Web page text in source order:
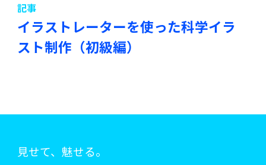
記事
イラストレーターを使った科学イラ
スト制作（初級編）
見せて、魅せる。